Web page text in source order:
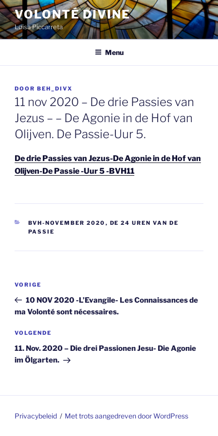
Spring
naar
de
inhoud
VOLONTÉ DIVINE
Luisa Piccarreta
Menu
GEPLAATST
OP
DOOR BEH_DIVX
11 nov 2020 – De drie Passies van
Jezus – – De Agonie in de Hof van
Olijven. De Passie-Uur 5.
De drie Passies van Jezus-De Agonie in de Hof van
Olijven-De Passie -Uur 5 -BVH11
CATEGORIEËN
BVH-NOVEMBER 2020 , DE 24 UREN VAN DE
PASSIE
Vorig
bericht
VORIGE
10 NOV 2020 -L’Evangile- Les Connaissances de
ma Volonté sont nécessaires.
Volgend
bericht
VOLGENDE
11. Nov. 2020 – Die drei Passionen Jesu- Die Agonie
im Ölgarten.
Privacybeleid Met trots aangedreven door WordPress